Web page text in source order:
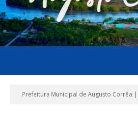
Prefeitura Municipal de Augusto Corrêa